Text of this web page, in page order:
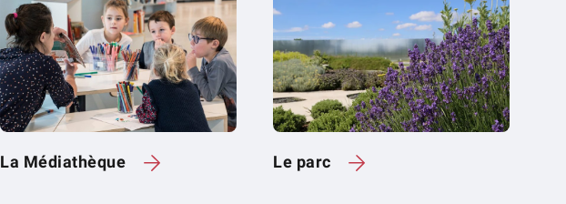
La Médiathèque Le parc